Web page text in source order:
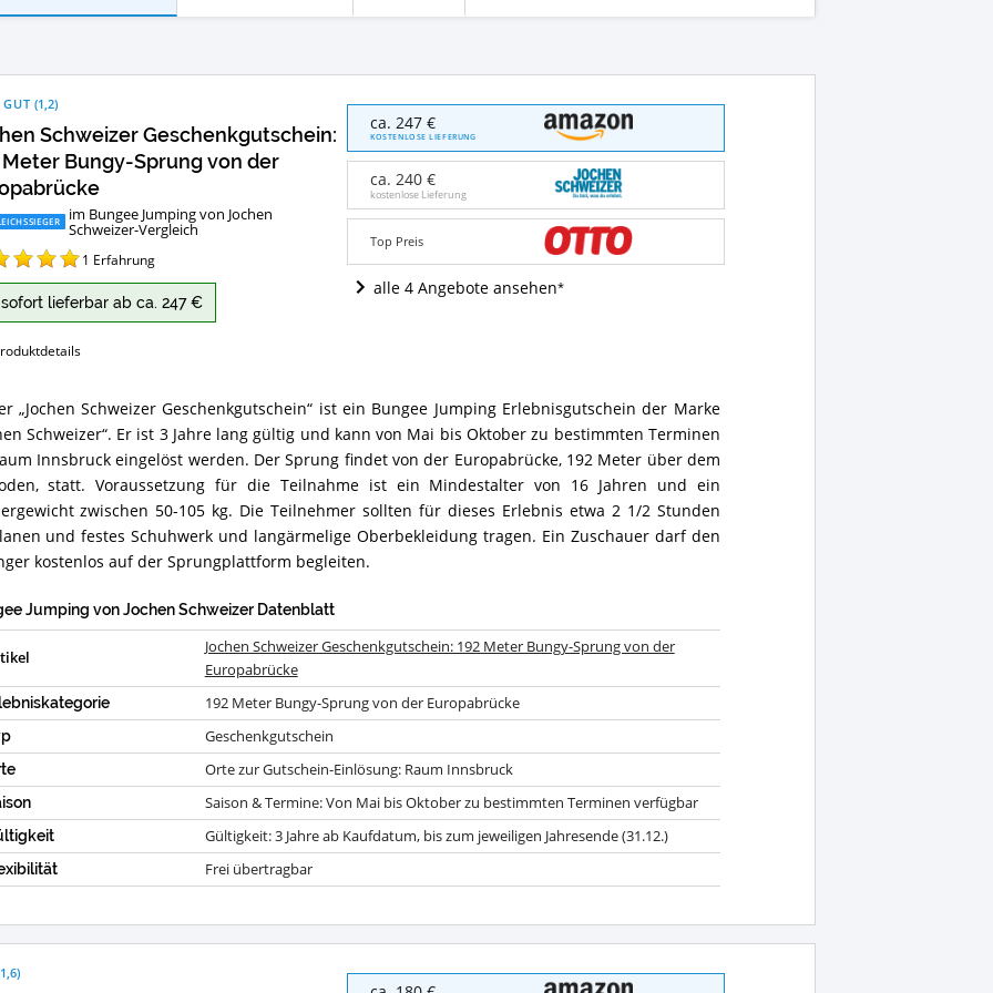
Schweizer Geschenkgutschein:
Meter Bungy-Sprung von der
im Bungee Jumping von Jochen
Schweizer-Vergleich
sofort lieferbar ab ca. 247 €
Jochen
Schweizer
Geschenkgutschein:
Meter
Sprung
von
der
Bungee
Jumping
von
Jochen
Schweizer
erhältlich?
ca. 247 €
KOSTENLOSE LIEFERUNG
ca. 240 €
kostenlose Lieferung
„Jochen Schweizer Geschenkgutschein“ ist ein Bungee Jumping Erlebnisgutschein der Marke
Schweizer“. Er ist 3 Jahre lang gültig und kann von Mai bis Oktober zu bestimmten Terminen
Innsbruck eingelöst werden. Der Sprung findet von der Europabrücke, 192 Meter über dem
statt. Voraussetzung für die Teilnahme ist ein Mindestalter von 16 Jahren und ein
zwischen 50-105 kg. Die Teilnehmer sollten für dieses Erlebnis etwa 2 1/2 Stunden
und festes Schuhwerk und langärmelige Oberbekleidung tragen. Ein Zuschauer darf den
Jumping von Jochen Schweizer Datenblatt
Jochen Schweizer Geschenkgutschein: 192 Meter Bungy-Sprung von der
Europabrücke
192 Meter Bungy-Sprung von der Europabrücke
Geschenkgutschein
Orte zur Gutschein-Einlösung: Raum Innsbruck
Saison & Termine: Von Mai bis Oktober zu bestimmten Terminen verfügbar
Gültigkeit: 3 Jahre ab Kaufdatum, bis zum jeweiligen Jahresende (31.12.)
Frei übertragbar